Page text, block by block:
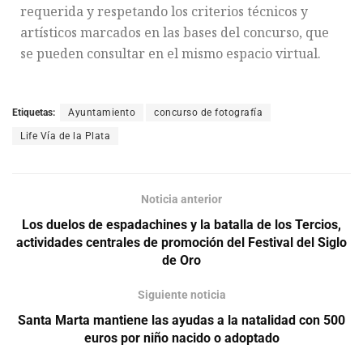
requerida y respetando los criterios técnicos y
artísticos marcados en las bases del concurso, que
se pueden consultar en el mismo espacio virtual.
Etiquetas: Ayuntamiento concurso de fotografía
Life Vía de la Plata
Noticia anterior
Los duelos de espadachines y la batalla de los Tercios,
actividades centrales de promoción del Festival del Siglo
de Oro
Siguiente noticia
Santa Marta mantiene las ayudas a la natalidad con 500
euros por niño nacido o adoptado